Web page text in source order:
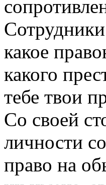
какое
какого
тебе твои
Со своей
личности
право на